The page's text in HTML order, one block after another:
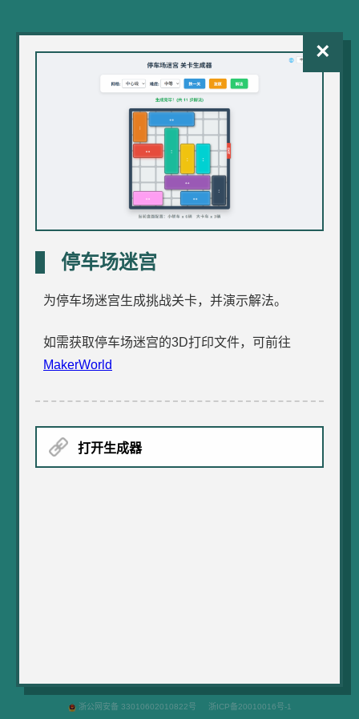
×
停车场迷宫
为停车场迷宫生成挑战关卡，并演示解法。
如需获取停车场迷宫的3D打印文件，可前往
MakerWorld
打开生成器
浙公网安备 33010602010822号 浙ICP备20010016号-1